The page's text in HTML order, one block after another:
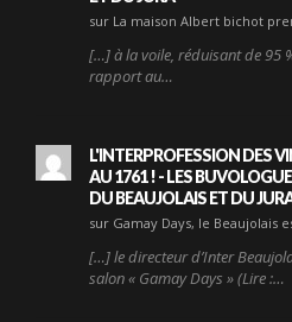
sur La maison Albert bichot
[…] à la voile, réduisant de 95
rapport au…
L'INTERPROFESSION DES
AU 1761 ! - LES
DU BEAUJOLAIS ET DU
sur Gamay Days, le Beaujolais
[…] le directeur d’Inter
salon « Gamay Days » (Lire :…